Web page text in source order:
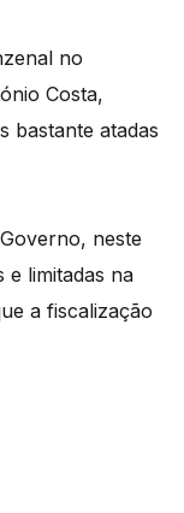
no
Costa,
bastante atadas
neste
e limitadas na
a fiscalização